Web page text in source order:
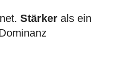
Stärker als ein